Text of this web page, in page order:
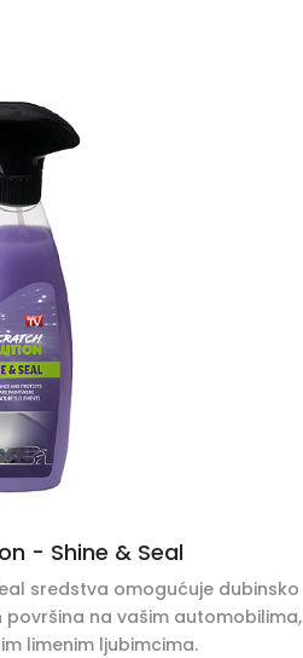
- Shine & Seal
sredstva omogućuje dubinsko
površina na vašim automobilima,
limenim ljubimcima.